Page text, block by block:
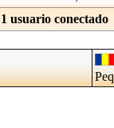
1 usuario conectado